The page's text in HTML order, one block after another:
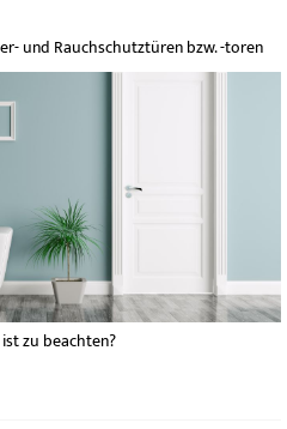
und Rauchschutztüren bzw. -toren
zu beachten?